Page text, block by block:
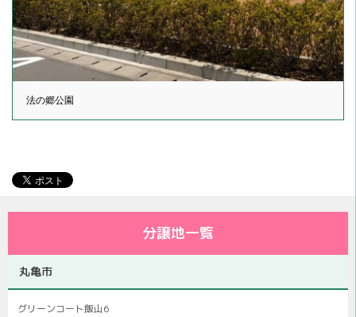
法の郷公園
分譲地一覧
丸亀市
グリーンコート飯山6